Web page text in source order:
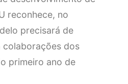
reconhece, no
precisará de
colaborações dos
primeiro ano de